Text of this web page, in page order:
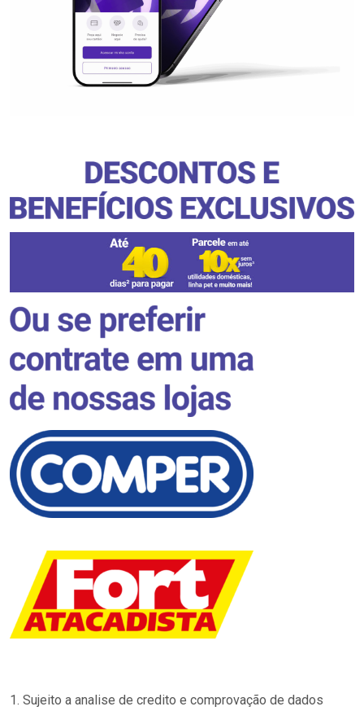
1. Sujeito a analise de credito e comprovação de dados